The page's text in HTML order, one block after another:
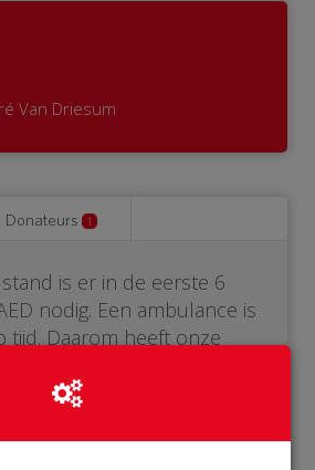
Van Driesum
Donateurs 1
is er in de eerste 6
nodig. Een ambulance is
tijd. Daarom heeft onze
BuurtAED!